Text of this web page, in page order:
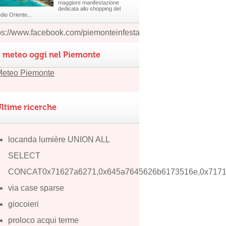
maggiore manifestazione
dedicata allo shopping del
Oriente...
www.facebook.com/piemonteinfesta
meteo oggi nel Piemonte
ricerche
locanda lumière UNION ALL
SELECT
via case sparse
giocoieri
proloco acqui terme